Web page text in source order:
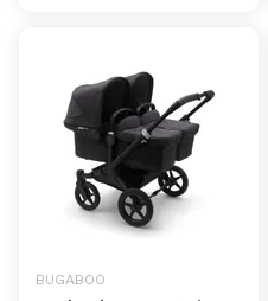
BUGABOO